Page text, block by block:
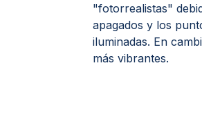
"fotorrealistas"
apagados y los
iluminadas. En
más vibrantes.